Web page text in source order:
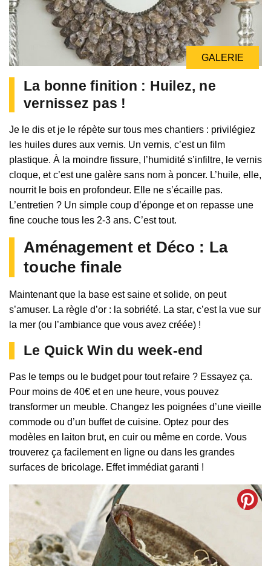
GALERIE
La bonne finition : Huilez, ne
vernissez pas !
Je le dis et je le répète sur tous mes chantiers : privilégiez
les huiles dures aux vernis. Un vernis, c’est un film
plastique. À la moindre fissure, l’humidité s’infiltre, le vernis
cloque, et c’est une galère sans nom à poncer. L’huile, elle,
nourrit le bois en profondeur. Elle ne s’écaille pas.
L’entretien ? Un simple coup d’éponge et on repasse une
fine couche tous les 2-3 ans. C’est tout.
Aménagement et Déco : La
touche finale
Maintenant que la base est saine et solide, on peut
s’amuser. La règle d’or : la sobriété. La star, c’est la vue sur
la mer (ou l’ambiance que vous avez créée) !
Le Quick Win du week-end
Pas le temps ou le budget pour tout refaire ? Essayez ça.
Pour moins de 40€ et en une heure, vous pouvez
transformer un meuble. Changez les poignées d’une vieille
commode ou d’un buffet de cuisine. Optez pour des
modèles en laiton brut, en cuir ou même en corde. Vous
trouverez ça facilement en ligne ou dans les grandes
surfaces de bricolage. Effet immédiat garanti !